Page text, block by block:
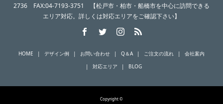
2736 FAX:04-7193-3751 【松戸市・柏市・船橋市を中心に訪問できる
エリア対応。詳しくは対応エリアをご確認下さい】
HOME デザイン例 お問い合わせ Q＆A ご注文の流れ
会社案内
対応エリア
BLOG
Copyright ©